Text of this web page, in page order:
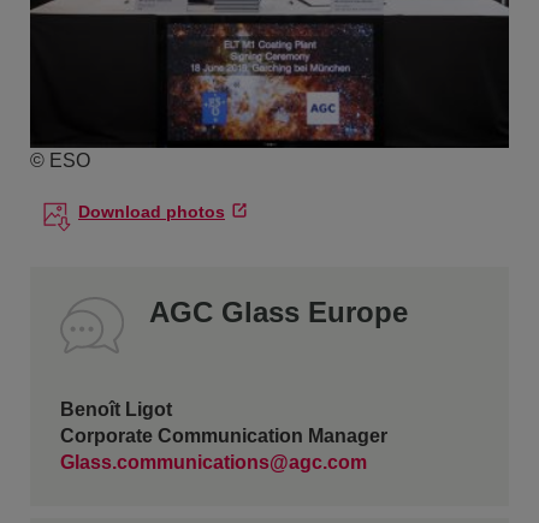
© ESO
Download photos
AGC Glass Europe
Benoît Ligot
Corporate Communication Manager
Glass.communications@agc.com